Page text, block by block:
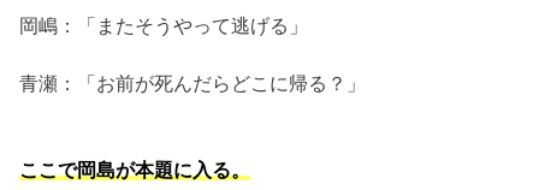
岡嶋：「またそうやって逃げる」
青瀬：「お前が死んだらどこに帰る？」
ここで岡島が本題に入る。